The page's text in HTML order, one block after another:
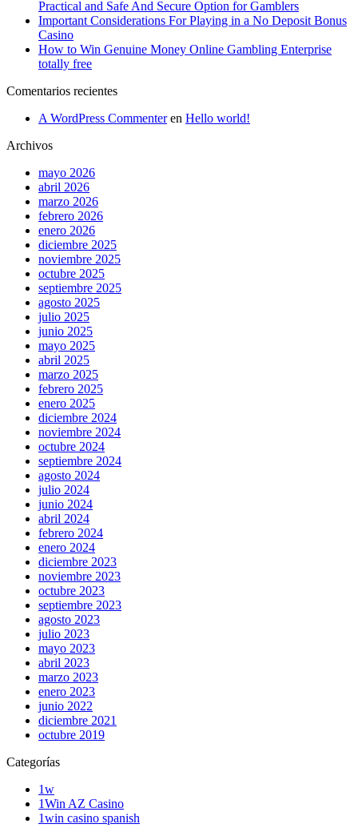
Practical and Safe And Secure Option for Gamblers
Important Considerations For Playing in a No Deposit Bonus
Casino
How to Win Genuine Money Online Gambling Enterprise
totally free
Comentarios recientes
A WordPress Commenteren Hello world!
Archivos
mayo 2026
abril 2026
marzo 2026
febrero 2026
enero 2026
diciembre 2025
noviembre 2025
octubre 2025
septiembre 2025
agosto 2025
julio 2025
junio 2025
mayo 2025
abril 2025
marzo 2025
febrero 2025
enero 2025
diciembre 2024
noviembre 2024
octubre 2024
septiembre 2024
agosto 2024
julio 2024
junio 2024
abril 2024
febrero 2024
enero 2024
diciembre 2023
noviembre 2023
octubre 2023
septiembre 2023
agosto 2023
julio 2023
mayo 2023
abril 2023
marzo 2023
enero 2023
junio 2022
diciembre 2021
octubre 2019
Categorías
1w
1Win AZ Casino
1win casino spanish